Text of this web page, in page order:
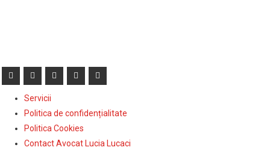
Servicii
Politica de confidențialitate
Politica Cookies
Contact Avocat Lucia Lucaci